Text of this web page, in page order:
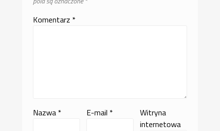
Komentarz *
Nazwa * E-mail *
Witryna
internetowa